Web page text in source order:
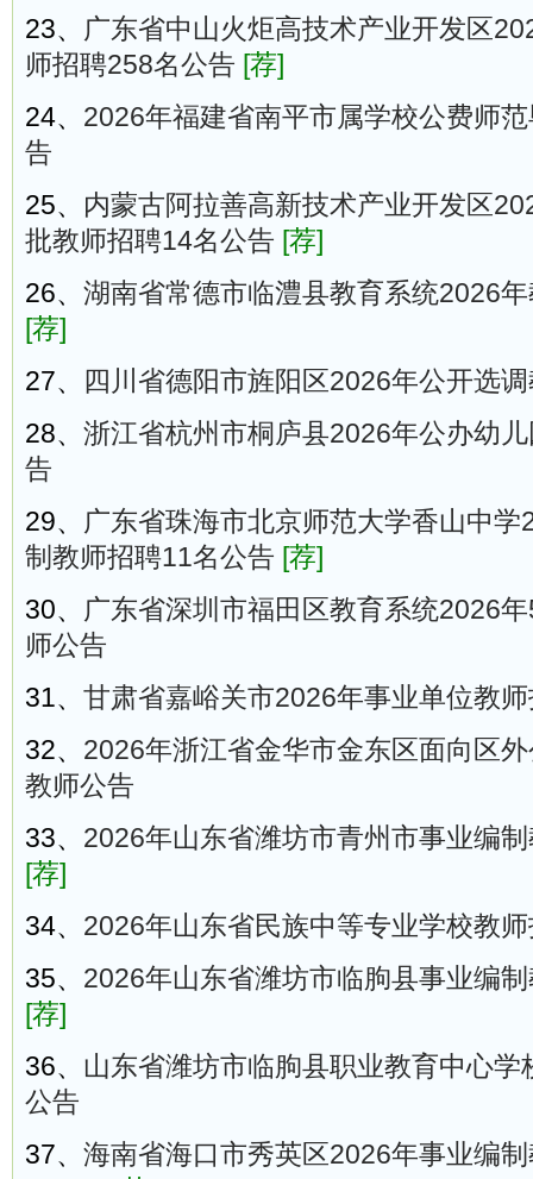
23、 广东省中山火炬高技术产业开发区
师招聘258名公告 [荐]
24、 2026年福建省南平市属学校公费师
告
25、 内蒙古阿拉善高新技术产业开发区
批教师招聘14名公告 [荐]
26、 湖南省常德市临澧县教育系统2026
[荐]
27、
四川省德阳市旌阳区2026年公开选
28、 浙江省杭州市桐庐县2026年公办幼
告
29、 广东省珠海市北京师范大学香山中学
制教师招聘11名公告 [荐]
30、 广东省深圳市福田区教育系统2026
师公告
31、 甘肃省嘉峪关市2026年事业单位教
32、 2026年浙江省金华市金东区面向区
教师公告
33、 2026年山东省潍坊市青州市事业编
[荐]
34、 2026年山东省民族中等专业学校教
35、 2026年山东省潍坊市临朐县事业编
[荐]
36、 山东省潍坊市临朐县职业教育中心学
公告
37、 海南省海口市秀英区2026年事业编